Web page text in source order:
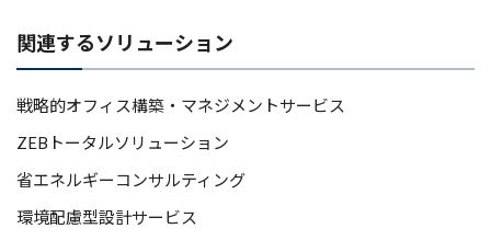
関連するソリューション
戦略的オフィス構築・マネジメントサービス
ZEBトータルソリューション
省エネルギーコンサルティング
環境配慮型設計サービス